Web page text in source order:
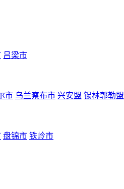
吕梁市
市 乌兰察布市 兴安盟 锡林郭勒盟
盘锦市 铁岭市